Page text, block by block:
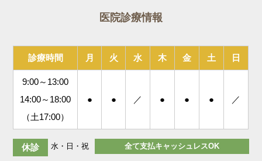
医院診療情報
診療時間 月 火 水 木 金 土 日
9:00～13:00
14:00～18:00
（土17:00）
● ● ／ ● ● ● ／
休診 水・日・祝 全て支払キャッシュレスOK